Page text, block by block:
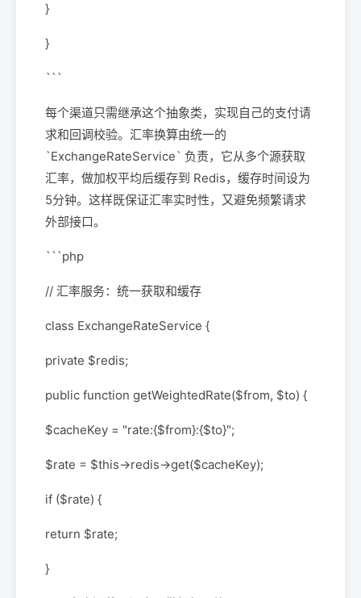
}
}
```
每个渠道只需继承这个抽象类，实现自己的支付请
求和回调校验。汇率换算由统一的
`ExchangeRateService` 负责，它从多个源获取
汇率，做加权平均后缓存到 Redis，缓存时间设为
5分钟。这样既保证汇率实时性，又避免频繁请求
外部接口。
```php
// 汇率服务：统一获取和缓存
class ExchangeRateService {
private $redis;
public function getWeightedRate($from, $to) {
$cacheKey = "rate:{$from}:{$to}";
$rate = $this->redis->get($cacheKey);
if ($rate) {
return $rate;
}